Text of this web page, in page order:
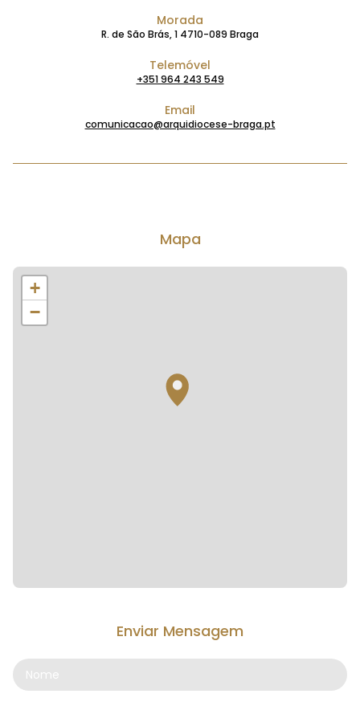
Morada
R. de São Brás, 1 4710-089 Braga
Telemóvel
+351 964 243 549
Email
comunicacao@arquidiocese-braga.pt
Enviar Mensagem
Mapa
+
−